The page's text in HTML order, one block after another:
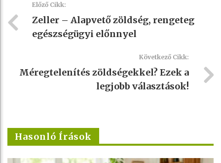
Előző Cikk:
Zeller – Alapvető zöldség, rengeteg
egészségügyi előnnyel
Következő Cikk:
Méregtelenítés zöldségekkel? Ezek a
legjobb választások!
Hasonló Írások